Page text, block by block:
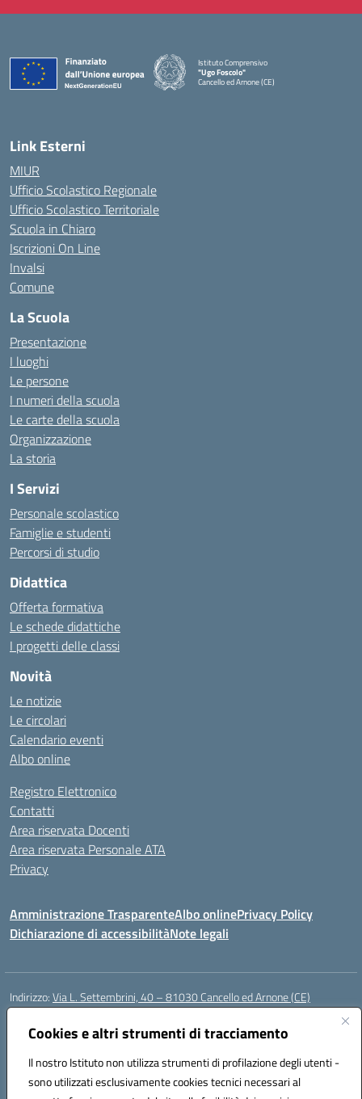
Cookies e altri strumenti di tracciamento
Il nostro Istituto non utilizza strumenti di profilazione degli utenti -
sono utilizzati esclusivamente cookies tecnici necessari al
Istituto Comprensivo
"Ugo Foscolo"
Cancello ed Arnone (CE)
Link Esterni
MIUR
Ufficio Scolastico Regionale
Ufficio Scolastico Territoriale
Scuola in Chiaro
Iscrizioni On Line
Invalsi
Comune
La Scuola
Presentazione
I luoghi
Le persone
I numeri della scuola
Le carte della scuola
Organizzazione
La storia
I Servizi
Personale scolastico
Famiglie e studenti
Percorsi di studio
Didattica
Offerta formativa
Le schede didattiche
I progetti delle classi
Novità
Le notizie
Le circolari
Calendario eventi
Albo online
Registro Elettronico
Contatti
Area riservata Docenti
Area riservata Personale ATA
Privacy
Amministrazione TrasparenteAlbo onlinePrivacy Policy
Dichiarazione di accessibilitàNote legali
Indirizzo:Via L. Settembrini, 40 – 81030 Cancello ed Arnone (CE)
Centralino:
Posta elettronica certificata (PEC):ceic818008@pec.istruzione.it
Codice fiscale: 80009710619
Codice meccanografico:CEIC818008
Codice Indice delle Pubbliche Amministrazioni (IPA): istsc_ceic818008